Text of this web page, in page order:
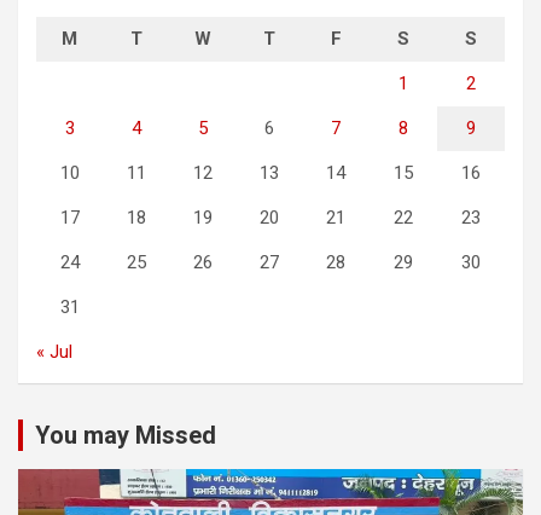
M T W T F S S
1 2
3 4 5 6 7 8 9
10 11 12 13 14 15 16
17 18 19 20 21 22 23
24 25 26 27 28 29 30
31
« Jul
You may Missed